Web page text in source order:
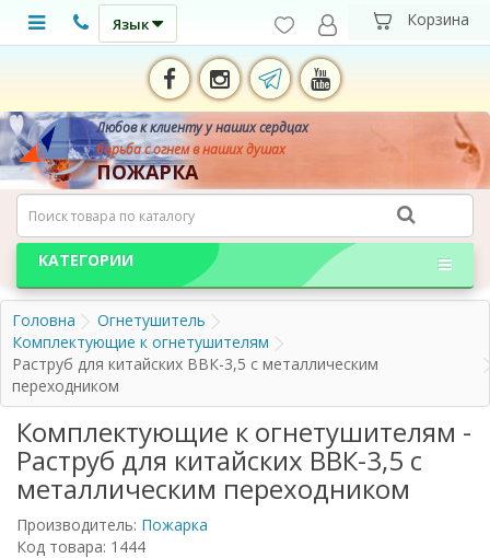
Язык
Любов к клиенту у наших сердцах
борьба с огнем в наших душах
ПОЖАРКА
КАТЕГОРИИ
Головна
Огнетушитель
Комплектующие к огнетушителям
Раструб для китайских ВВК-3,5 с металлическим
переходником
Комплектующие к огнетушителям -
Раструб для китайских ВВК-3,5 с
металлическим переходником
Производитель: Пожарка
Код товара: 1444